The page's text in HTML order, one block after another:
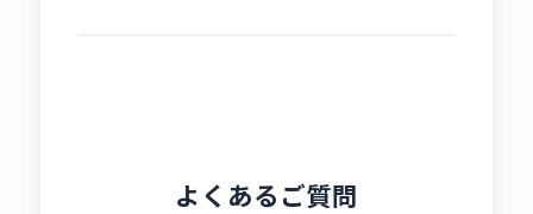
よくあるご質問